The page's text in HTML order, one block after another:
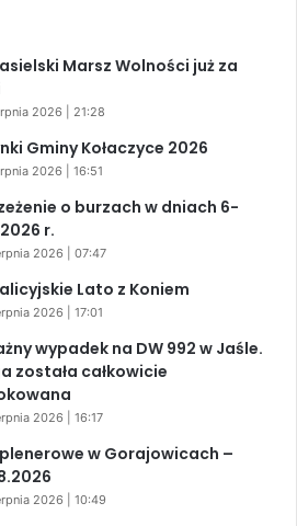
Marsz Wolności już za
2026 | 21:28
Gminy Kołaczyce 2026
2026 | 16:51
o burzach w dniach 6-
r.
2026 | 07:47
Lato z Koniem
2026 | 17:01
wypadek na DW 992 w Jaśle.
została całkowicie
2026 | 16:17
w Gorajowicach –
2026 | 10:49